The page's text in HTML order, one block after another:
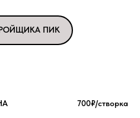
ПИК
700₽/створка